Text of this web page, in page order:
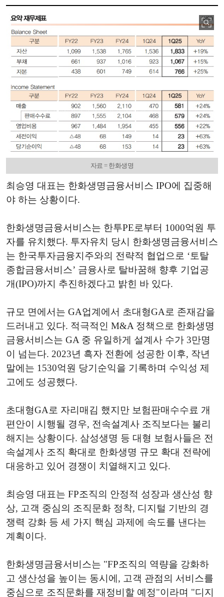
자료 = 한화생명
최승영 대표는 한화생명금융서비스 IPO에 집중해
야 하는 상황이다.
한화생명금융서비스는 한투PE로부터 1000억원 투
자를 유치했다. 투자유치 당시 한화생명금융서비스
는 한국투자금융지주와의 전략적 협업으로 ‘토탈
종합금융서비스’ 금융사로 탈바꿈해 향후 기업공
개(IPO)까지 추진하겠다고 밝힌 바 있다.
규모 면에서는 GA업계에서 초대형GA로 존재감을
드러내고 있다. 적극적인 M&A 정책으로 한화생명
금융서비스는 GA 중 유일하게 설계사 수가 3만명
이 넘는다. 2023년 흑자 전환에 성공한 이후, 작년
말에는 1530억원 당기순익을 기록하며 수익성 제
고에도 성공했다.
초대형GA로 자리매김 했지만 보험판매수수료 개
편안이 시행될 경우, 전속설계사 조직보다는 불리
해지는 상황이다. 삼성생명 등 대형 보험사들은 전
속설계사 조직 확대로 한화생명 규모 확대 전략에
대응하고 있어 경쟁이 치열해지고 있다.
최승영 대표는 FP조직의 안정적 성장과 생산성 향
상, 고객 중심의 조직문화 정착, 디지털 기반의 경
쟁력 강화 등 세 가지 핵심 과제에 속도를 낸다는
계획이다.
한화생명금융서비스는 "FP조직의 역량을 강화하
고 생산성을 높이는 동시에, 고객 관점의 서비스를
중심으로 조직문화를 재정비할 예정"이라며 "디지